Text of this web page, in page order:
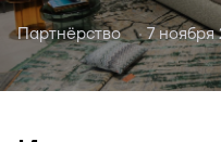
Партнёрство 7